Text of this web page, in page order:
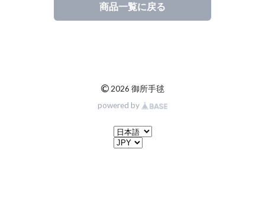
商品一覧に戻る
© 2026 御所手毬
powered by